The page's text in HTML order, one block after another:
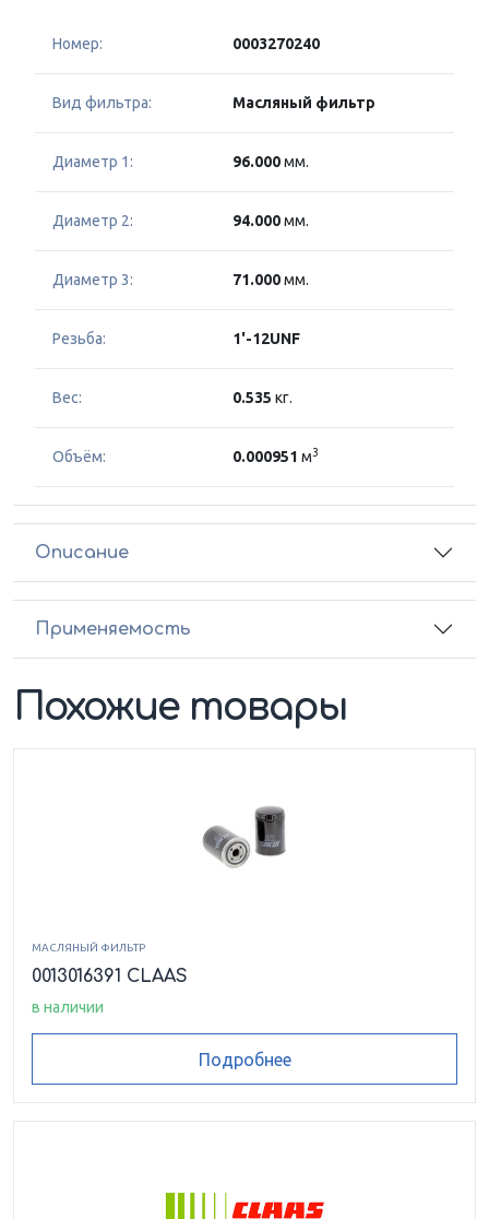
Номер: 0003270240
Вид фильтра: Масляный фильтр
Диаметр 1: 96.000мм.
Диаметр 2: 94.000мм.
Диаметр 3: 71.000мм.
Резьба: 1'-12UNF
Вес: 0.535 кг.
Объём: 0.000951 м3
Описание
Применяемость
Похожие товары
МАСЛЯНЫЙ ФИЛЬТР
0013016391 CLAAS
в наличии
Подробнее